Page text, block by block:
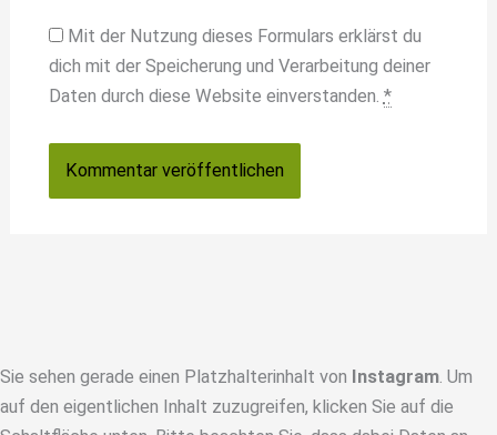
Mit der Nutzung dieses Formulars erklärst du
dich mit der Speicherung und Verarbeitung deiner
Daten durch diese Website einverstanden. *
Sie sehen gerade einen Platzhalterinhalt von Instagram. Um
auf den eigentlichen Inhalt zuzugreifen, klicken Sie auf die